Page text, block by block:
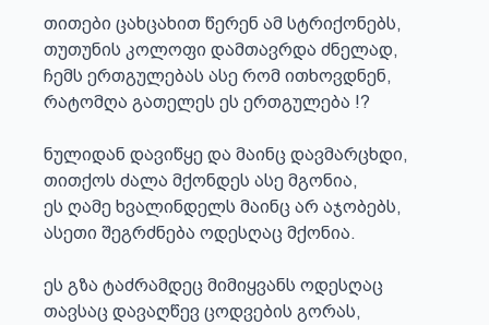
თითები ცახცახით წერენ ამ სტრიქონებს,
თუთუნის კოლოფი დამთავრდა ძნელად,
ჩემს ერთგულებას ასე რომ ითხოვდნენ,
რატომღა გათელეს ეს ერთგულება !?
ნულიდან დავიწყე და მაინც დავმარცხდი,
თითქოს ძალა მქონდეს ასე მგონია,
ეს ღამე ხვალინდელს მაინც არ აჯობებს,
ასეთი შეგრძნება ოდესღაც მქონია.
ეს გზა ტაძრამდეც მიმიყვანს ოდესღაც
თავსაც დავაღწევ ცოდვების გორას,